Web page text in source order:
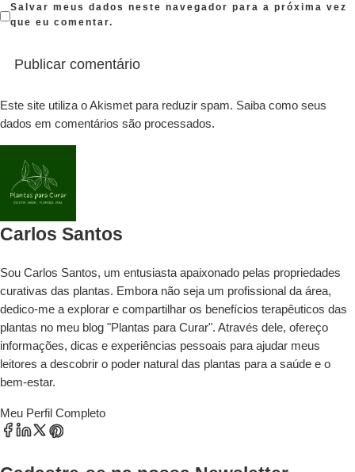
Salvar meus dados neste navegador para a próxima vez
que eu comentar.
Este site utiliza o Akismet para reduzir spam. Saiba como seus
dados em comentários são processados.
Carlos Santos
Sou Carlos Santos, um entusiasta apaixonado pelas propriedades
curativas das plantas. Embora não seja um profissional da área,
dedico-me a explorar e compartilhar os benefícios terapêuticos das
plantas no meu blog "Plantas para Curar". Através dele, ofereço
informações, dicas e experiências pessoais para ajudar meus
leitores a descobrir o poder natural das plantas para a saúde e o
bem-estar.
Meu Perfil Completo